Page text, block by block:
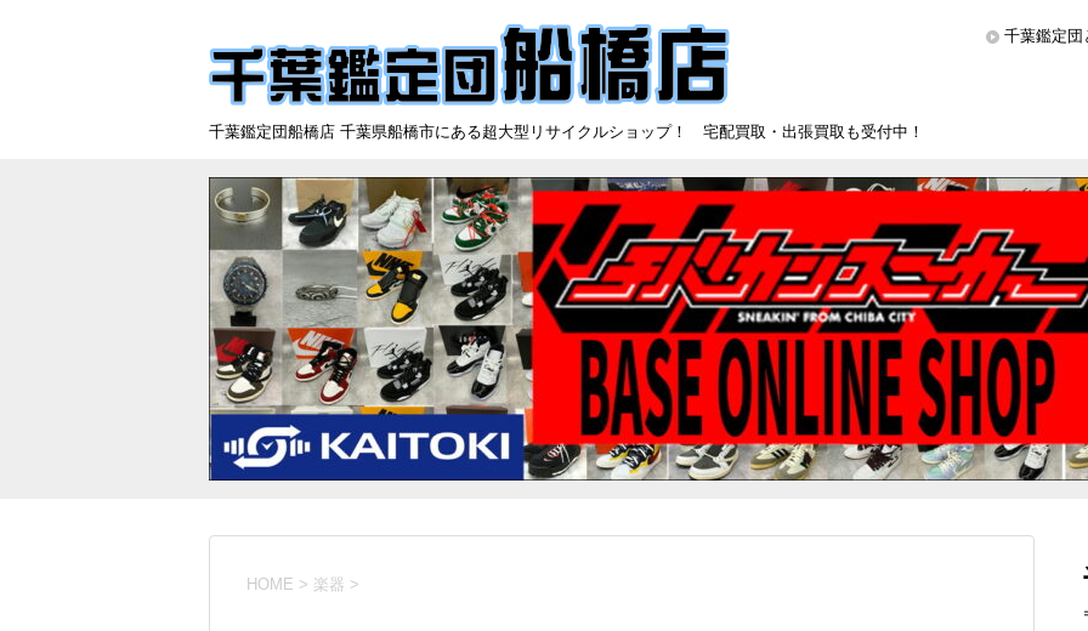
千葉鑑定団船橋店 千葉県船橋市にある超大型リサイクルショップ！ 宅配買取・出張買取も受付中！
千葉鑑定団
HOME > 楽器 >